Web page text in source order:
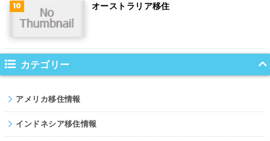
サウジアラビア
コロンビア
ノルウェー
ネパール
パキスタン
オーストラリア移住
カテゴリー
アメリカ移住情報
インドネシア移住情報